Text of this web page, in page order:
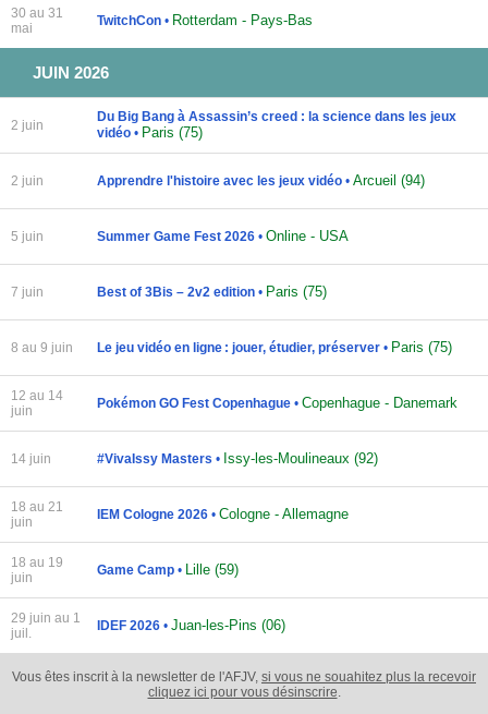
30 au 31
mai
TwitchCon • Rotterdam - Pays-Bas
JUIN 2026
2 juin
Du Big Bang à Assassin’s creed : la science dans les jeux
vidéo • Paris (75)
2 juin Apprendre l'histoire avec les jeux vidéo • Arcueil (94)
5 juin Summer Game Fest 2026 • Online - USA
7 juin Best of 3Bis – 2v2 edition • Paris (75)
8 au 9 juin Le jeu vidéo en ligne : jouer, étudier, préserver • Paris (75)
12 au 14
juin
Pokémon GO Fest Copenhague • Copenhague - Danemark
14 juin #VivaIssy Masters • Issy-les-Moulineaux (92)
18 au 21
juin
IEM Cologne 2026 • Cologne - Allemagne
18 au 19
juin
Game Camp • Lille (59)
29 juin au 1
juil.
IDEF 2026 • Juan-les-Pins (06)
Vous êtes inscrit à la newsletter de l'AFJV, si vous ne souahitez plus la recevoir
cliquez ici pour vous désinscrire.